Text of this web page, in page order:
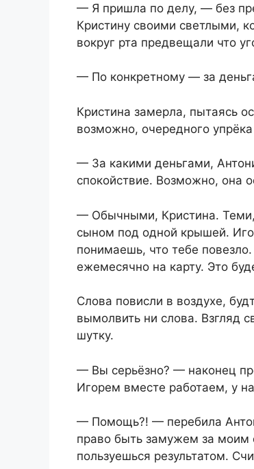
— Я пришла по делу, — без
Кристину своими светлыми,
вокруг рта предвещали что
— По конкретному — за
Кристина замерла, пытаясь
возможно, очередного
— За какими деньгами,
спокойствие. Возможно, она
— Обычными, Кристина.
сыном под одной крышей.
понимаешь, что тебе
ежемесячно на карту. Это
Слова повисли в воздухе,
вымолвить ни слова. Взгляд
шутку.
— Вы серьёзно? — наконец
Игорем вместе работаем, у
— Помощь?! — перебила
право быть замужем за моим
пользуешься результатом.